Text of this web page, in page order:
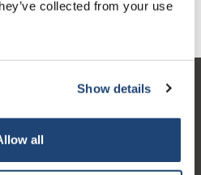
collected from your use
Show details
all